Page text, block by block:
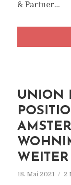
& Partner...
UNION
18. Mai 2021 2